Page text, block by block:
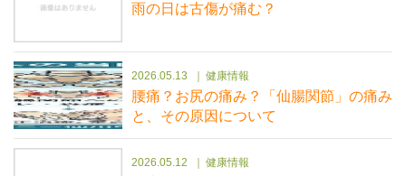
雨の日は古傷が痛む？
2026.05.13 健康情報
腰痛？お尻の痛み？「仙腸関節」の痛み
と、その原因について
2026.05.12 健康情報